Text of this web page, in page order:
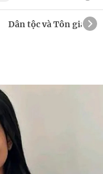
Dân tộc và Tôn giáo